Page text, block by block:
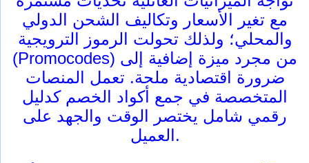
مع تغير الأسعار وتكاليف الشحن الدولي
والمحلي؛ ولذلك تحولت الرموز الترويجية
(Promocodes) من مجرد ميزة إضافية إلى
ضرورة اقتصادية ملحة. تعمل المنصات
المتخصصة في جمع أكواد الخصم كدليل
رقمي شامل يختصر الوقت والجهد على
العميل.